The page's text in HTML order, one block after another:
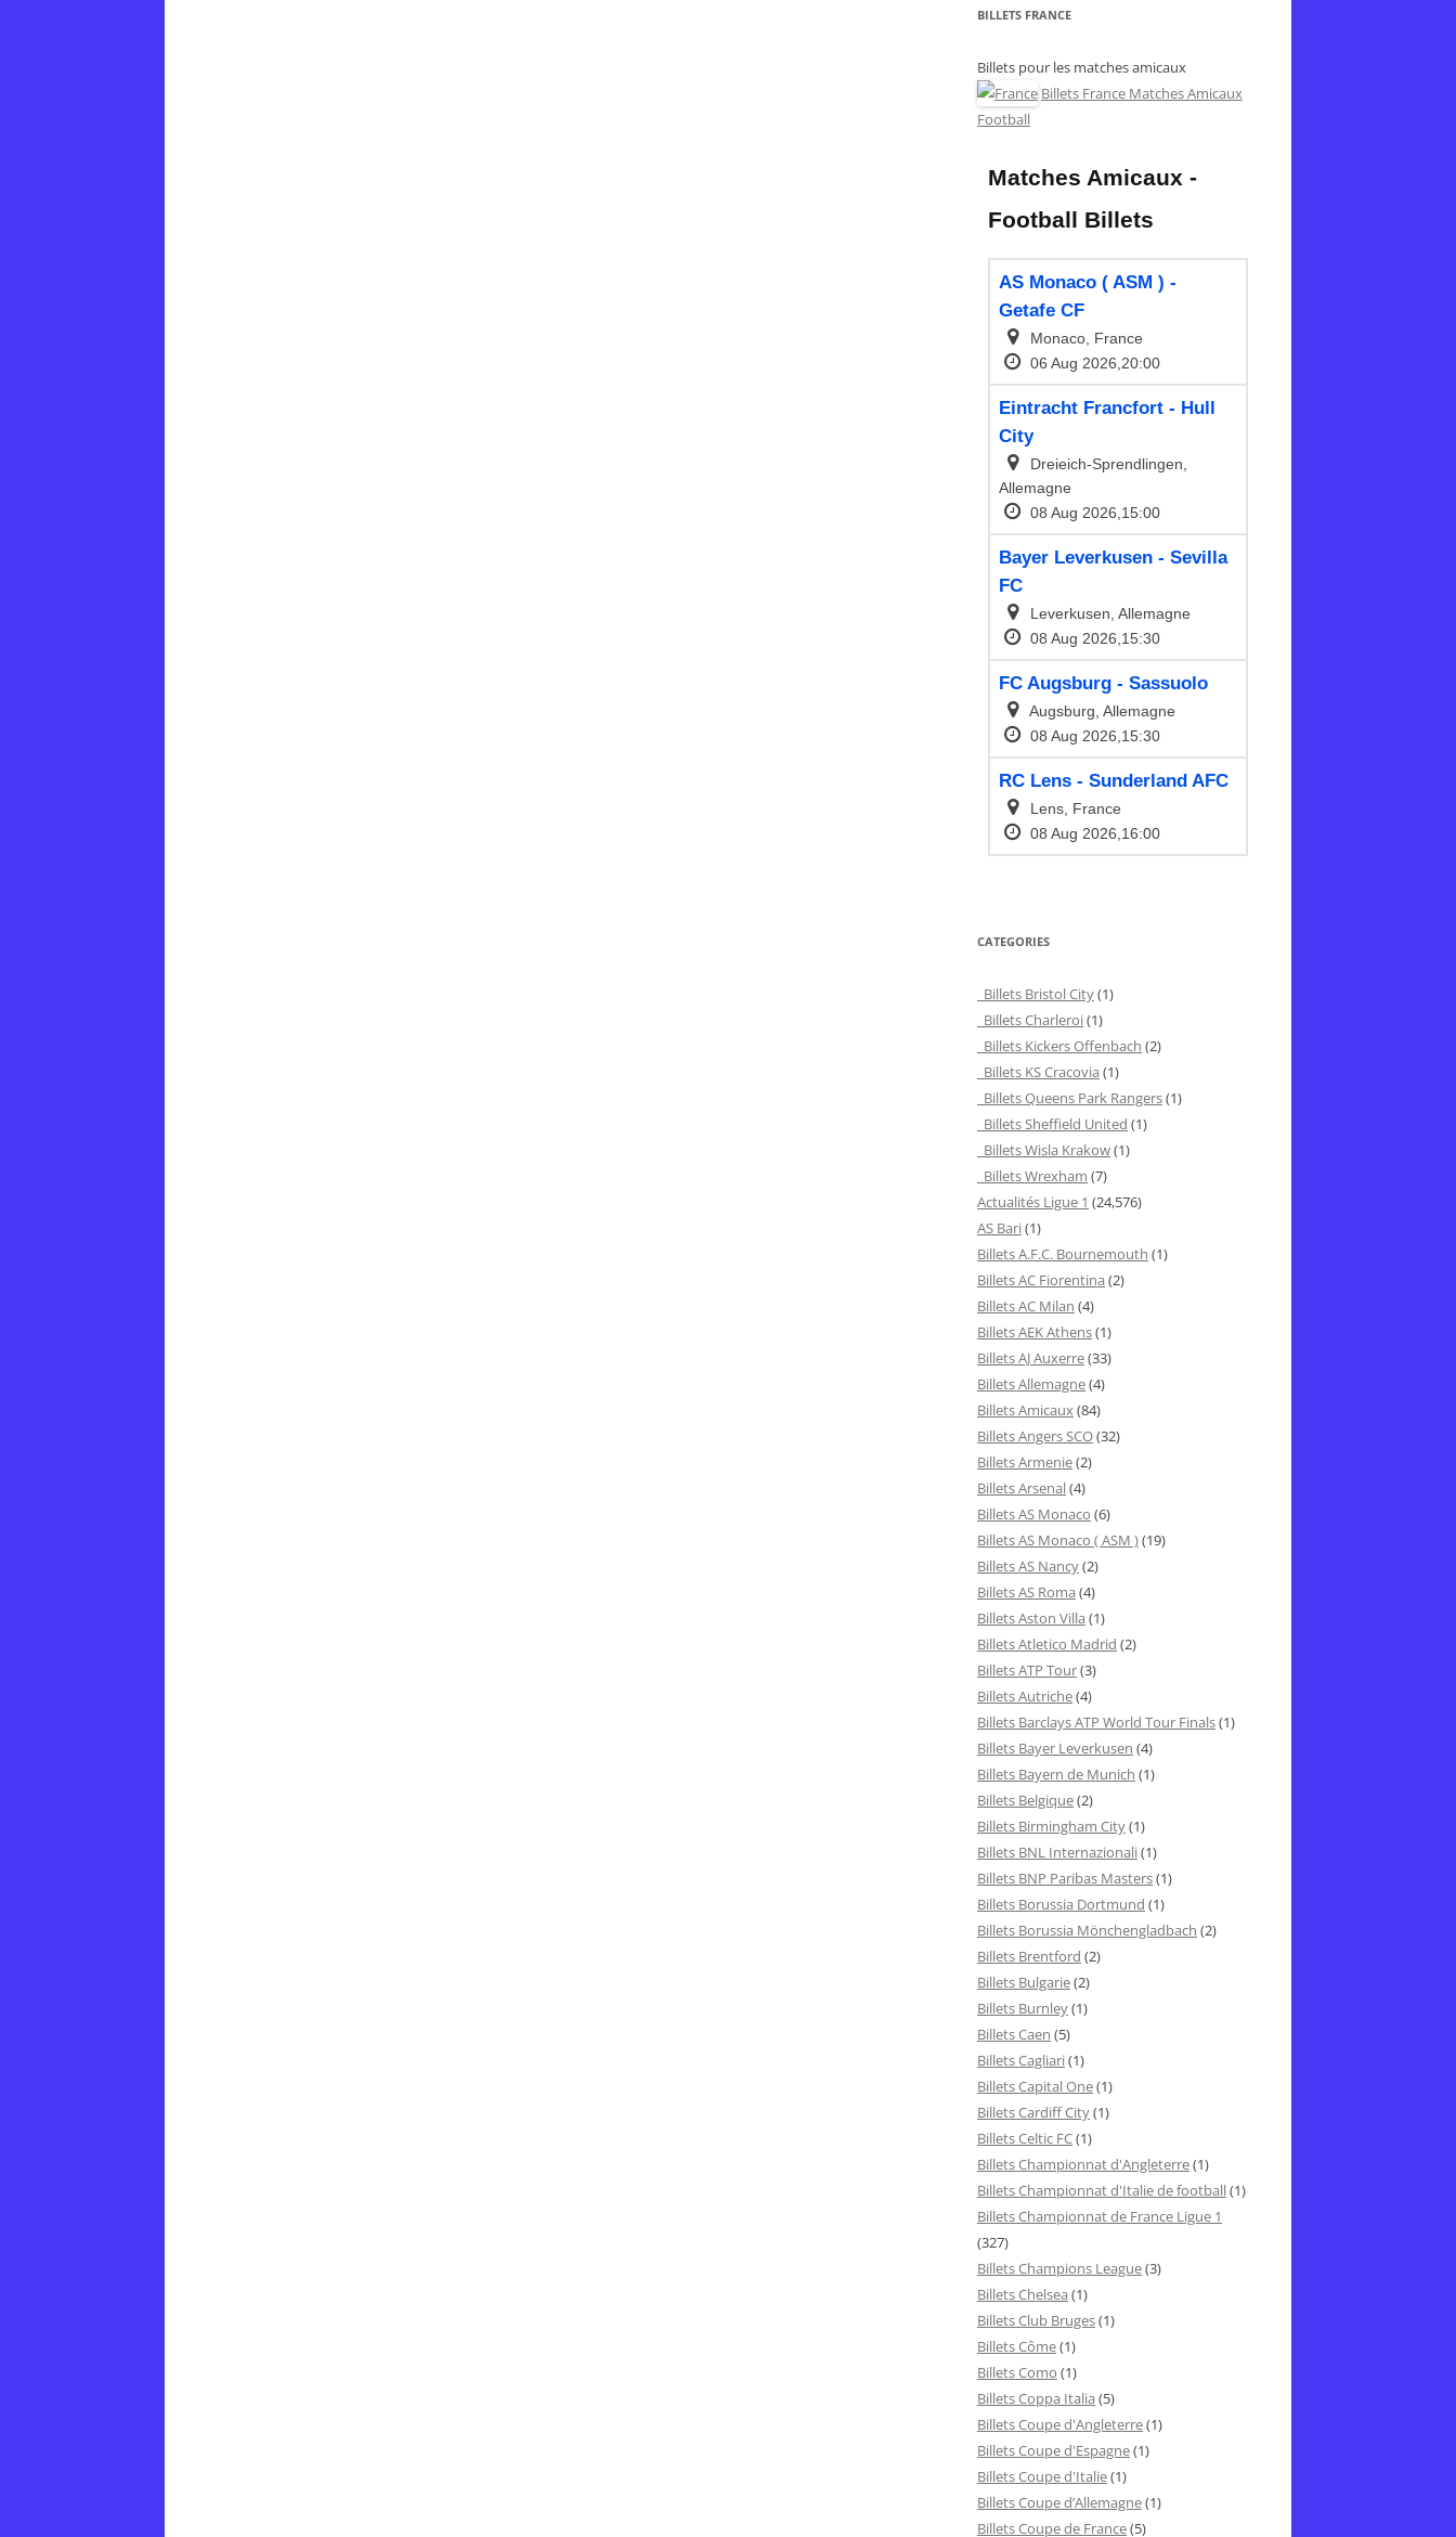
BILLETS FRANCE
Billets pour les matches amicaux
Billets France Matches Amicaux
Football
CATEGORIES
Billets Bristol City(1)
Billets Charleroi(1)
Billets Kickers Offenbach (2)
Billets KS Cracovia (1)
Billets Queens Park Rangers(1)
Billets Sheffield United (1)
Billets Wisla Krakow(1)
Billets Wrexham (7)
Actualités Ligue 1 (24,576)
AS Bari(1)
Billets A.F.C. Bournemouth (1)
Billets AC Fiorentina (2)
Billets AC Milan (4)
Billets AEK Athens(1)
Billets AJ Auxerre(33)
Billets Allemagne(4)
Billets Amicaux(84)
Billets Angers SCO(32)
Billets Armenie(2)
Billets Arsenal(4)
Billets AS Monaco (6)
Billets AS Monaco ( ASM )(19)
Billets AS Nancy(2)
Billets AS Roma (4)
Billets Aston Villa (1)
Billets Atletico Madrid (2)
Billets ATP Tour(3)
Billets Autriche(4)
Billets Barclays ATP World Tour Finals(1)
Billets Bayer Leverkusen (4)
Billets Bayern de Munich (1)
Billets Belgique(2)
Billets Birmingham City(1)
Billets BNL Internazionali(1)
Billets BNP Paribas Masters(1)
Billets Borussia Dortmund (1)
Billets Borussia Mönchengladbach (2)
Billets Brentford (2)
Billets Bulgarie(2)
Billets Burnley(1)
Billets Caen (5)
Billets Cagliari(1)
Billets Capital One(1)
Billets Cardiff City(1)
Billets Celtic FC(1)
Billets Championnat d'Angleterre(1)
Billets Championnat d'Italie de football(1)
Billets Championnat de France Ligue 1
(327)
Billets Champions League(3)
Billets Chelsea (1)
Billets Club Bruges(1)
Billets Côme(1)
Billets Como (1)
Billets Coppa Italia (5)
Billets Coupe d'Angleterre(1)
Billets Coupe d'Espagne(1)
Billets Coupe d'Italie(1)
Billets Coupe d’Allemagne(1)
Billets Coupe de France(5)